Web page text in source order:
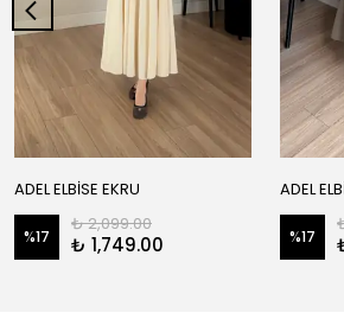
ADEL ELBİSE EKRU
%17
₺ 2,099.00
₺ 1,749.00
ADEL
%17